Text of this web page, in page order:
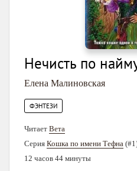
Нечисть по
Елена Малиновская
ФЭНТЕЗИ
Читает Вета
Серия Кошка по имени Тефна
12 часов 44 минуты